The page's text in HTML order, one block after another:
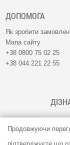
Продовжуючи
ДОПОМОГА
Як зробити
Мапа сайту
+38 0800 75 02 25
+38 044 221 22 55